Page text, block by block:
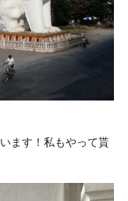
ます！私もやって貰